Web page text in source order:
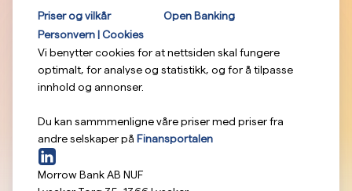
Priser og vilkår
Open Banking
Personvern | Cookies
Vi benytter cookies for at nettsiden skal fungere
optimalt, for analyse og statistikk, og for å tilpasse
innhold og annonser.
Du kan sammmenligne våre priser med priser fra
andre selskaper på Finansportalen
Morrow Bank AB NUF